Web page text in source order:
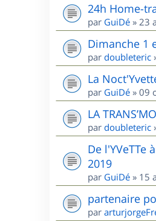
24h Home-
par GuiDé » 23
Dimanche 1
par doubleteric
La
par GuiDé » 09
LA
par doubleteric
De l'YVeTTe
2019
par GuiDé » 15
partenaire
par